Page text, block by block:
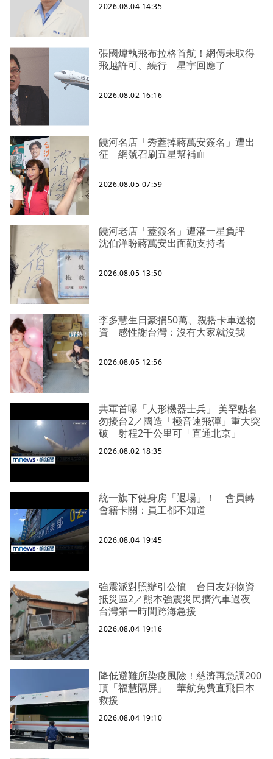
2026.08.04 14:35
張國煒執飛布拉格首航！網傳未取得
飛越許可、繞行 星宇回應了
2026.08.02 16:16
饒河名店「秀蓋掉蔣萬安簽名」遭出
征 網號召刷五星幫補血
2026.08.05 07:59
饒河老店「蓋簽名」遭灌一星負評
沈伯洋盼蔣萬安出面勸支持者
2026.08.05 13:50
李多慧生日豪捐50萬、親搭卡車送物
資 感性謝台灣：沒有大家就沒我
2026.08.05 12:56
共軍首曝「人形機器士兵」 美罕點名
勿擾台2／國造「極音速飛彈」重大突
破 射程2千公里可「直通北京」
2026.08.02 18:35
統一旗下健身房「退場」！ 會員轉
會籍卡關：員工都不知道
2026.08.04 19:45
強震派對照辦引公憤 台日友好物資
抵災區2／熊本強震災民擠汽車過夜
台灣第一時間跨海急援
2026.08.04 19:16
降低避難所染疫風險！慈濟再急調200
頂「福慧隔屏」 華航免費直飛日本
救援
2026.08.04 19:10